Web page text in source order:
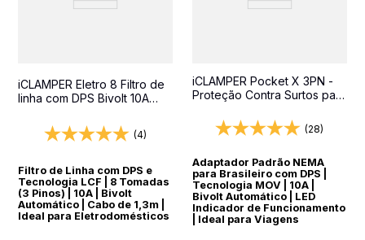
iCLAMPER Eletro 8 Filtro de
linha com DPS Bivolt 10A
(4)
Filtro de Linha com DPS e
Tecnologia LCF | 8 Tomadas
(3 Pinos) | 10A | Bivolt
Automático | Cabo de 1,3m |
Ideal para Eletrodomésticos
iCLAMPER Pocket X 3PN -
Proteção Contra Surtos para
(28)
Adaptador Padrão NEMA
para Brasileiro com DPS |
Tecnologia MOV | 10A |
Bivolt Automático | LED
Indicador de Funcionamento
| Ideal para Viagens